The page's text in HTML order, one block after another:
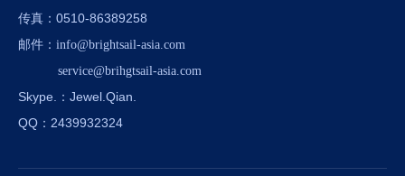
传真 ：0510-86389258
邮件 ： info@brightsail-asia.com
service@brihgtsail-asia.com
Skype.
：Jewel.Qian.
QQ：2439932324